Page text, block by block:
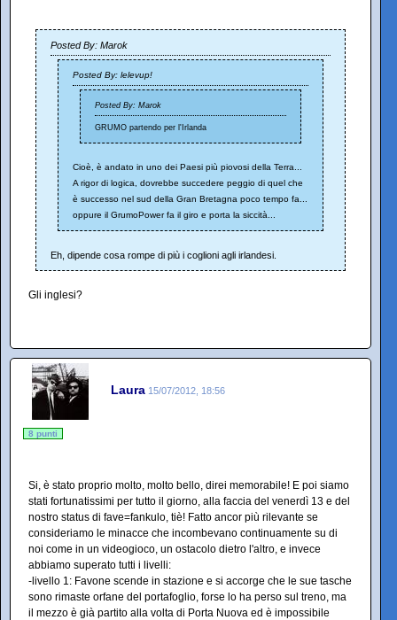
Posted By: Marok
Posted By: lelevup!
Posted By: Marok
GRUMO partendo per l'Irlanda
Cioè, è andato in uno dei Paesi più piovosi della Terra...
A rigor di logica, dovrebbe succedere peggio di quel che
è successo nel sud della Gran Bretagna poco tempo fa...
oppure il GrumoPower fa il giro e porta la siccità...
Eh, dipende cosa rompe di più i coglioni agli irlandesi.
Gli inglesi?
Laura 15/07/2012, 18:56
8 punti
Si, è stato proprio molto, molto bello, direi memorabile! E poi siamo
stati fortunatissimi per tutto il giorno, alla faccia del venerdì 13 e del
nostro status di fave=fankulo, tiè! Fatto ancor più rilevante se
consideriamo le minacce che incombevano continuamente su di
noi come in un videogioco, un ostacolo dietro l'altro, e invece
abbiamo superato tutti i livelli:
-livello 1: Favone scende in stazione e si accorge che le sue tasche
sono rimaste orfane del portafoglio, forse lo ha perso sul treno, ma
il mezzo è già partito alla volta di Porta Nuova ed è impossibile